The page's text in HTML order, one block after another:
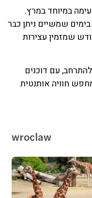
במיוחד במרץ.
בימים שמשיים ניתן כבר
שמזמין עצירות
עם דוכנים
חוויה אותנטית